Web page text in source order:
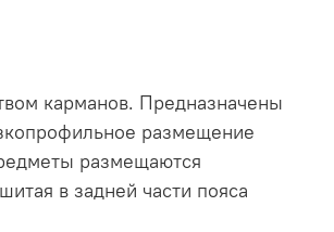
карманов. Предназначены
размещение
размещаются
в задней части пояса